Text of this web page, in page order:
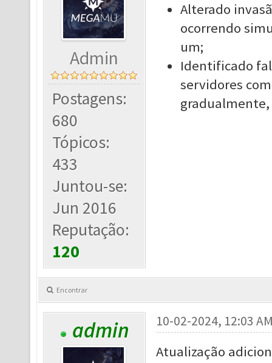
Admin
Postagens:
680
Tópicos:
433
Juntou-se:
Jun 2016
Reputação:
120
Alterado
ocorrendo
um;
Identificado
servidores
gradualmente,
Encontrar
admin 10-02-2024, 12:03
Atualização